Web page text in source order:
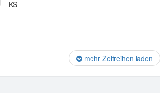
KS
mehr Zeitreihen laden